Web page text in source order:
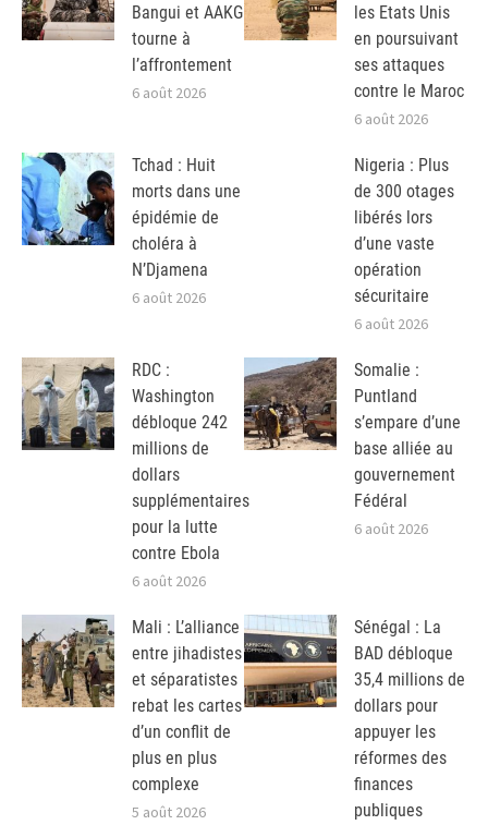
Bangui et AAKG
tourne à
l’affrontement
6 août 2026
les Etats Unis
en poursuivant
ses attaques
contre le Maroc
6 août 2026
Tchad : Huit
morts dans une
épidémie de
choléra à
N’Djamena
6 août 2026
Nigeria : Plus
de 300 otages
libérés lors
d’une vaste
opération
sécuritaire
6 août 2026
RDC :
Washington
débloque 242
millions de
dollars
supplémentaires
pour la lutte
contre Ebola
6 août 2026
Somalie :
Puntland
s’empare d’une
base alliée au
gouvernement
Fédéral
6 août 2026
Mali : L’alliance
entre jihadistes
et séparatistes
rebat les cartes
d’un conflit de
plus en plus
complexe
5 août 2026
Sénégal : La
BAD débloque
35,4 millions de
dollars pour
appuyer les
réformes des
finances
publiques